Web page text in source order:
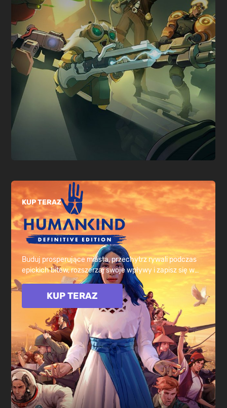
KUP TERAZ
Buduj prosperujące miasta, przechytrz rywali podczas
epickich bitew, rozszerzaj swoje wpływy i zapisz się w
historii ludzkości, teraz ze wszystkimi dodatkami DLC w
zestawie!KUP TERAZ